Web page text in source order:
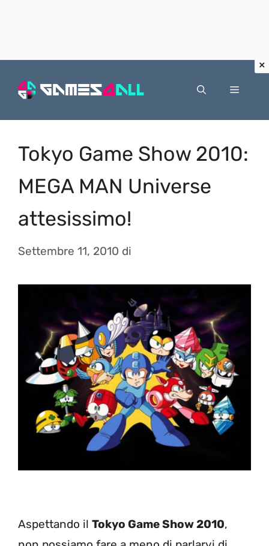
Menu
Tokyo Game Show 2010:
MEGA MAN Universe
attesissimo!
Settembre 11, 2010 di
Aspettando il Tokyo Game Show 2010,